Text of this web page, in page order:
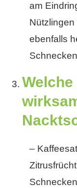
am
ebenfalls
–